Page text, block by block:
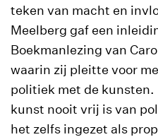
teken van macht en
Meelberg gaf een
Boekmanlezing van
waarin zij pleitte voor
politiek met de
kunst nooit vrij is van
het zelfs ingezet als